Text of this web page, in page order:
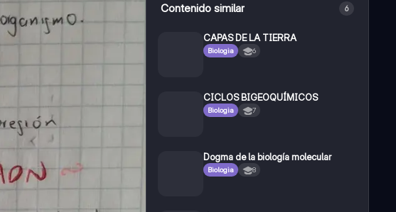
Contenido similar 6
CAPAS DE LA TIERRA
Biologia 6
CICLOS BIGEOQUÍMICOS
Biologia 7
Dogma de la biología molecular
Biologia 8